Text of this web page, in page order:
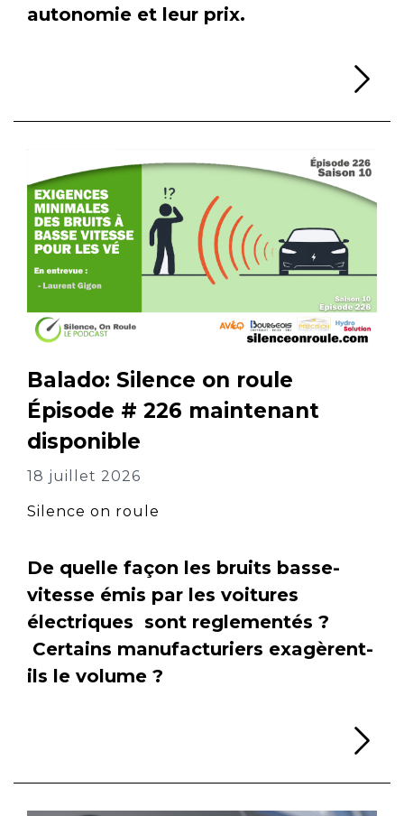
autonomie et leur prix.
Balado: Silence on roule
Épisode # 226 maintenant
disponible
18 juillet 2026
Silence on roule
De quelle façon les bruits basse-
vitesse émis par les voitures
électriques sont reglementés ?
Certains manufacturiers exagèrent-
ils le volume ?